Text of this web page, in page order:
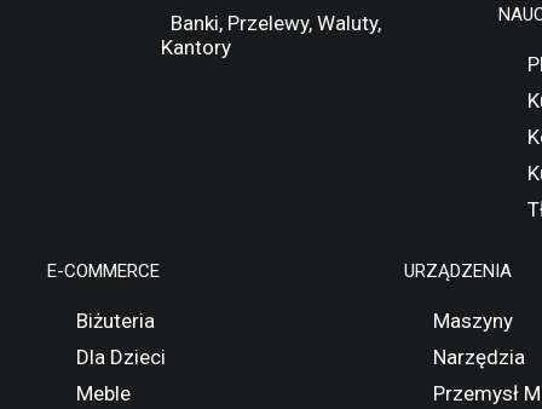
Banki, Przelewy, Waluty,
Kantory
E-COMMERCE
Biżuteria
Dla Dzieci
Meble
URZĄDZENIA
Maszyny
Narzędzia
Przemysł